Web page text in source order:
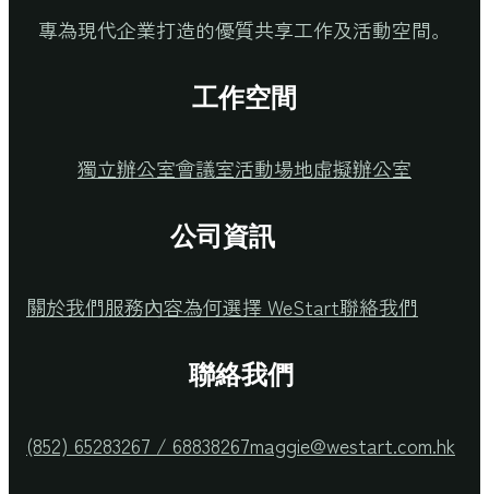
專為現代企業打造的優質共享工作及活動空間。
工作空間
獨立辦公室會議室活動場地虛擬辦公室
公司資訊
關於我們服務內容為何選擇 WeStart聯絡我們
聯絡我們
(852) 65283267 / 68838267maggie@westart.com.hk